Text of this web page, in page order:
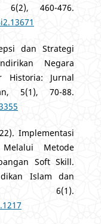
6(2), 460-476.
dan Strategi
Negara
Historia: Jurnal
5(1), 70-88.
Implementasi
Metode
Soft Skill.
Islam dan
6(1).